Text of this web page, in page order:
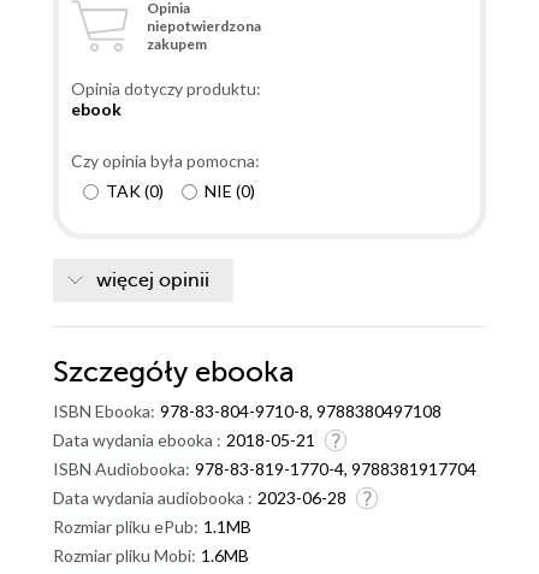
miała miłego dzieciństwa i młodości. A jednak nie
poddała się i powoli, mimo wielu przeciwności losu i
Natomiast zupełnie nie przypadł mi do gustu
Sięgam niedługo po kolejny tom i sprawdzę jak
rozwija się życie i kariera Niny.
Opinia
niepotwierdzona
zakupem
Opinia dotyczy produktu:
ebook
Czy opinia była pomocna:
TAK(0) NIE (0)
więcej opinii
Szczegóły ebooka
ISBN Ebooka: 978-83-804-9710-8, 9788380497108
Data wydania ebooka : 2018-05-21
ISBN Audiobooka: 978-83-819-1770-4, 9788381917704
Data wydania audiobooka : 2023-06-28
Rozmiar pliku ePub: 1.1MB
Rozmiar pliku Mobi: 1.6MB